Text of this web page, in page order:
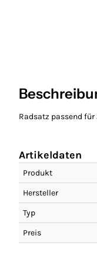
Radsatz passend für
Artikeldaten
Produkt
Hersteller
Typ
Preis